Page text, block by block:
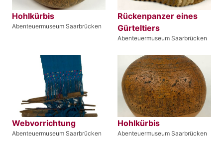
Hohlkürbis
Abenteuermuseum Saarbrücken
Rückenpanzer eines
Gürteltiers
Abenteuermuseum Saarbrücken
Webvorrichtung
Abenteuermuseum Saarbrücken
Hohlkürbis
Abenteuermuseum Saarbrücken